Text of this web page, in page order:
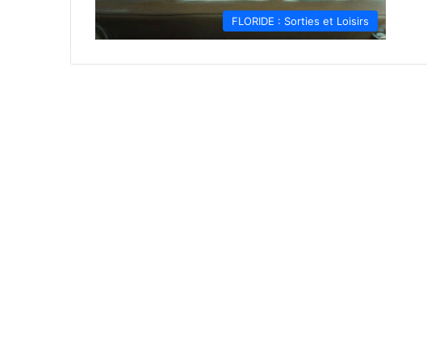
FLORIDE : Sorties et Loisirs